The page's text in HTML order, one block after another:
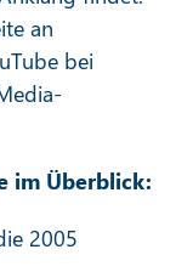
an
bei
im Überblick:
2005